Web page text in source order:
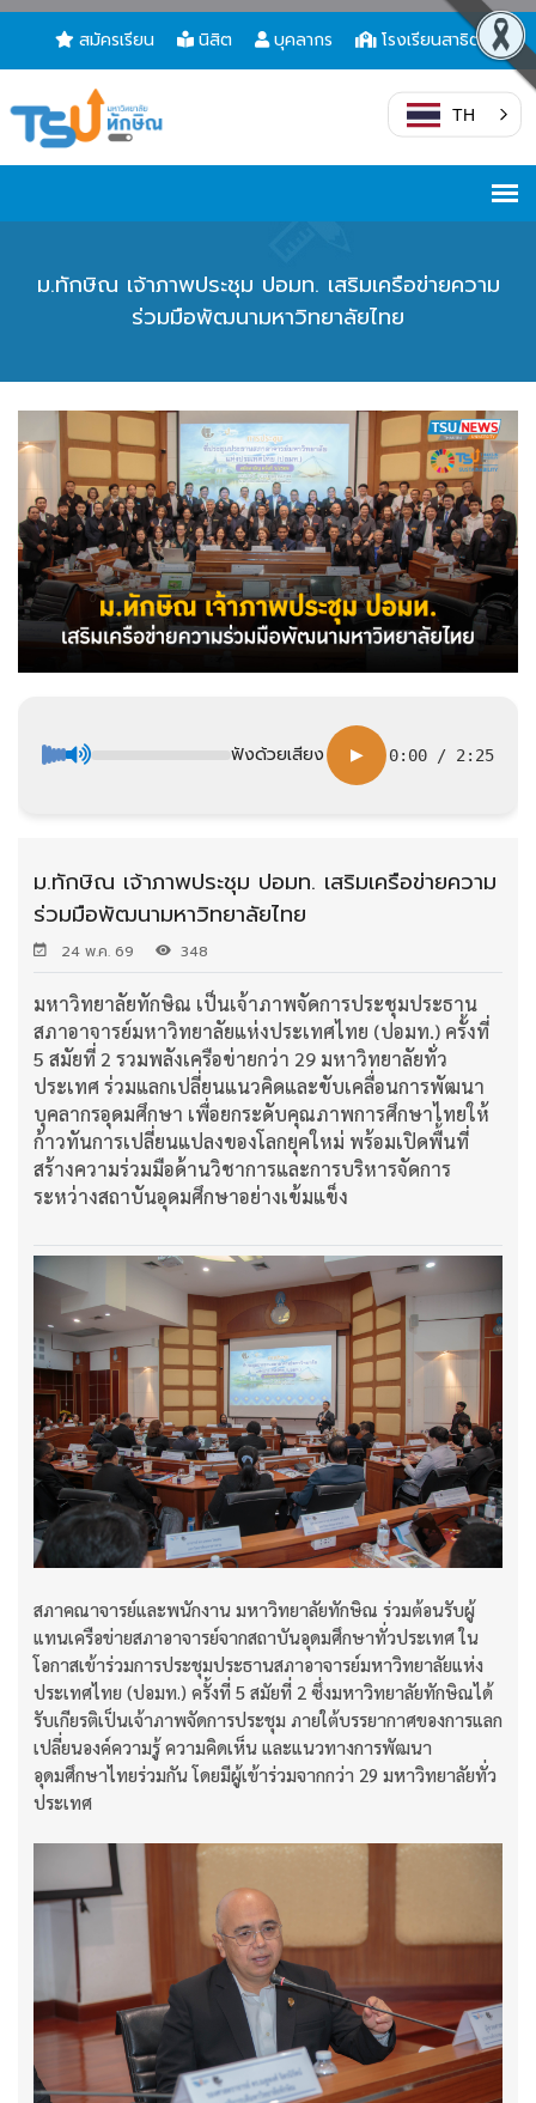
สมัครเรียน นิสิต บุคลากร โรงเรียนสาธิต
TH
ม.ทักษิณ เจ้าภาพประชุม ปอมท. เสริมเครือข่ายความ
ร่วมมือพัฒนามหาวิทยาลัยไทย
ฟังด้วยเสียง ▶ 0:00 / 2:25
ม.ทักษิณ เจ้าภาพประชุม ปอมท. เสริมเครือข่ายความ
ร่วมมือพัฒนามหาวิทยาลัยไทย
24 พ.ค. 69 348
มหาวิทยาลัยทักษิณ เป็นเจ้าภาพจัดการประชุมประธาน
สภาอาจารย์มหาวิทยาลัยแห่งประเทศไทย (ปอมท.) ครั้งที่
5 สมัยที่ 2 รวมพลังเครือข่ายกว่า 29 มหาวิทยาลัยทั่ว
ประเทศ ร่วมแลกเปลี่ยนแนวคิดและขับเคลื่อนการพัฒนา
บุคลากรอุดมศึกษา เพื่อยกระดับคุณภาพการศึกษาไทยให้
ก้าวทันการเปลี่ยนแปลงของโลกยุคใหม่ พร้อมเปิดพื้นที่
สร้างความร่วมมือด้านวิชาการและการบริหารจัดการ
ระหว่างสถาบันอุดมศึกษาอย่างเข้มแข็ง
สภาคณาจารย์และพนักงาน มหาวิทยาลัยทักษิณ ร่วมต้อนรับผู้
แทนเครือข่ายสภาอาจารย์จากสถาบันอุดมศึกษาทั่วประเทศ ใน
โอกาสเข้าร่วมการประชุมประธานสภาอาจารย์มหาวิทยาลัยแห่ง
ประเทศไทย (ปอมท.) ครั้งที่ 5 สมัยที่ 2 ซึ่งมหาวิทยาลัยทักษิณได้
รับเกียรติเป็นเจ้าภาพจัดการประชุม ภายใต้บรรยากาศของการแลก
เปลี่ยนองค์ความรู้ ความคิดเห็น และแนวทางการพัฒนา
อุดมศึกษาไทยร่วมกัน โดยมีผู้เข้าร่วมจากกว่า 29 มหาวิทยาลัยทั่ว
ประเทศ